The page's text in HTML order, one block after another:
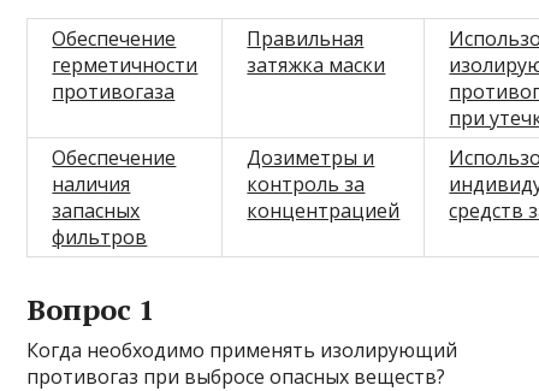
Обеспечение
герметичности
противогаза
Правильная
затяжка маски
при
Обеспечение
наличия
запасных
фильтров
Дозиметры и
контроль за
концентрацией
средств
Вопрос 1
Когда необходимо применять изолирующий
противогаз при выбросе опасных веществ?